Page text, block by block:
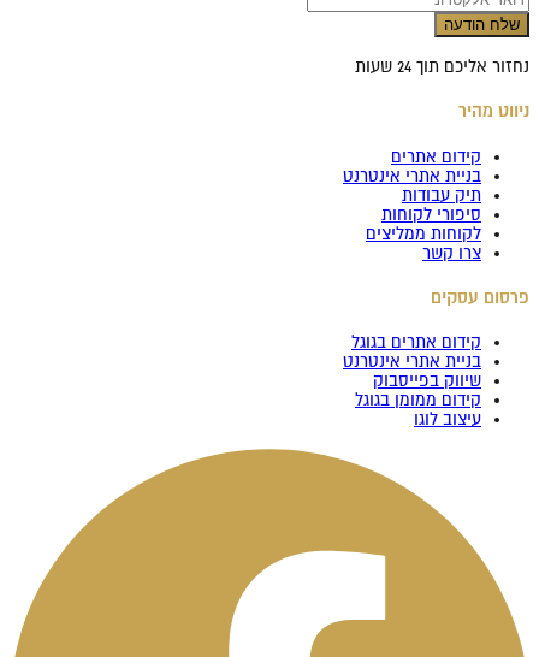
שלח הודעה
נחזור אליכם תוך 24 שעות
ניווט מהיר
קידום אתרים
בניית אתרי אינטרנט
תיק עבודות
סיפורי לקוחות
לקוחות ממליצים
צרו קשר
פרסום עסקים
קידום אתרים בגוגל
בניית אתרי אינטרנט
שיווק בפייסבוק
קידום ממומן בגוגל
עיצוב לוגו